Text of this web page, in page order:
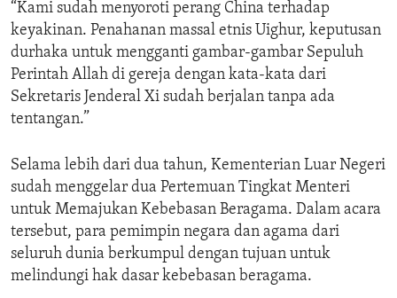
“Kami sudah menyoroti perang China terhadap
keyakinan. Penahanan massal etnis Uighur, keputusan
durhaka untuk mengganti gambar-gambar Sepuluh
Perintah Allah di gereja dengan kata-kata dari
Sekretaris Jenderal Xi sudah berjalan tanpa ada
tentangan.”
Selama lebih dari dua tahun, Kementerian Luar Negeri
sudah menggelar dua Pertemuan Tingkat Menteri
untuk Memajukan Kebebasan Beragama. Dalam acara
tersebut, para pemimpin negara dan agama dari
seluruh dunia berkumpul dengan tujuan untuk
melindungi hak dasar kebebasan beragama.